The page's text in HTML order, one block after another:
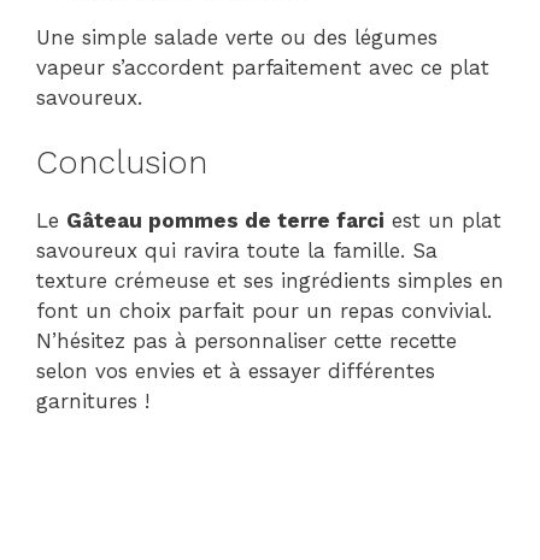
Une simple salade verte ou des légumes
vapeur s’accordent parfaitement avec ce plat
savoureux.
Conclusion
Le Gâteau pommes de terre farci est un plat
savoureux qui ravira toute la famille. Sa
texture crémeuse et ses ingrédients simples en
font un choix parfait pour un repas convivial.
N’hésitez pas à personnaliser cette recette
selon vos envies et à essayer différentes
garnitures !